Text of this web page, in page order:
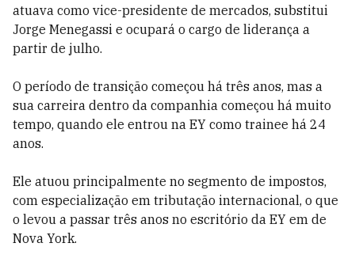
atuava como vice-presidente de mercados, substitui
Jorge Menegassi e ocupará o cargo de liderança a
partir de julho.
O período de transição começou há três anos, mas a
sua carreira dentro da companhia começou há muito
tempo, quando ele entrou na EY como trainee há 24
anos.
Ele atuou principalmente no segmento de impostos,
com especialização em tributação internacional, o que
o levou a passar três anos no escritório da EY em de
Nova York.